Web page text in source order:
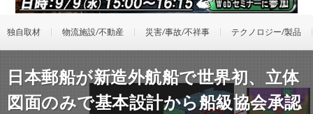
独自取材 物流施設/不動産 災害/事故/不祥事 テクノロジー/製品
日本郵船が新造外航船で世界初、立体
図面のみで基本設計から船級協会承認